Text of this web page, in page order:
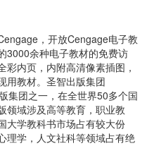
，开放Cengage电子教
3000余种电子教材的免费访
内页，内附高清像素插图，
用教材。圣智出版集团
集团之一，在全世界50多个国
领域涉及高等教育，职业教
大学教科书市场占有较大份
理学，人文社科等领域占有绝